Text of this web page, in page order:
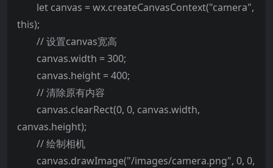
let canvas = wx.createCanvasContext("camera",
this);
// 设置canvas宽高
canvas.width = 300;
canvas.height = 400;
// 清除原有内容
canvas.clearRect(0, 0, canvas.width,
canvas.height);
// 绘制相机
canvas.drawImage("/images/camera.png", 0, 0,